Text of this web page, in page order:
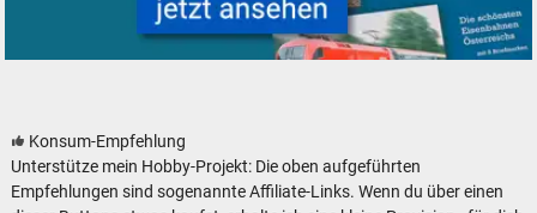
Konsum-Empfehlung
Unterstütze mein Hobby-Projekt: Die oben aufgeführten
Empfehlungen sind sogenannte Affiliate-Links. Wenn du über einen